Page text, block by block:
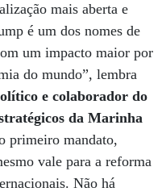
mais aberta e
é um dos nomes de
um impacto maior por
do mundo”, lembra
e colaborador do
da Marinha
primeiro mandato,
vale para a reforma
Não há